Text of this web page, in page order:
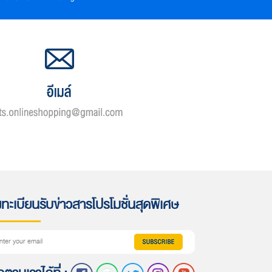
ะเบียนรับข่าวสารโปรโมชั่นสุดพิเศษ